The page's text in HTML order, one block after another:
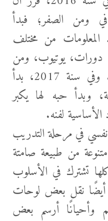
ومن الصفر؛ فبدأ
المعلومات من مختلف
يوتيوب، ومن
ملاحظة لوحات المحترفين. وفي سنة 2017، بدأ
وبدأ حبه لها يكبر
لفنه.
في مرحلة التدريب
من طبيعة صامتة
تشترك في الأسلوب
أيضًا نقل بعض لوحات
وأحيانًا أرسم بعض